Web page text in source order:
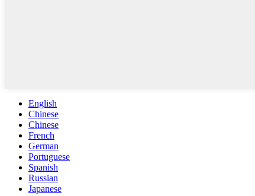
English
Chinese
Chinese
French
German
Portuguese
Spanish
Russian
Japanese